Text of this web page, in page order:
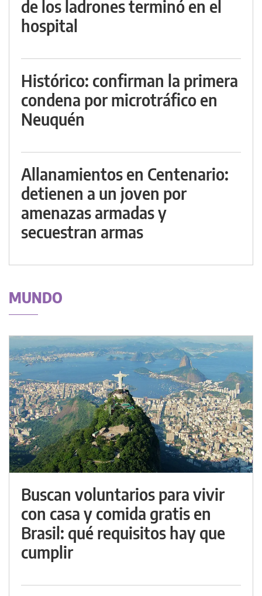
de los ladrones terminó en el
hospital
Histórico: confirman la primera
condena por microtráfico en
Neuquén
Allanamientos en Centenario:
detienen a un joven por
amenazas armadas y
secuestran armas
MUNDO
Buscan voluntarios para vivir
con casa y comida gratis en
Brasil: qué requisitos hay que
cumplir